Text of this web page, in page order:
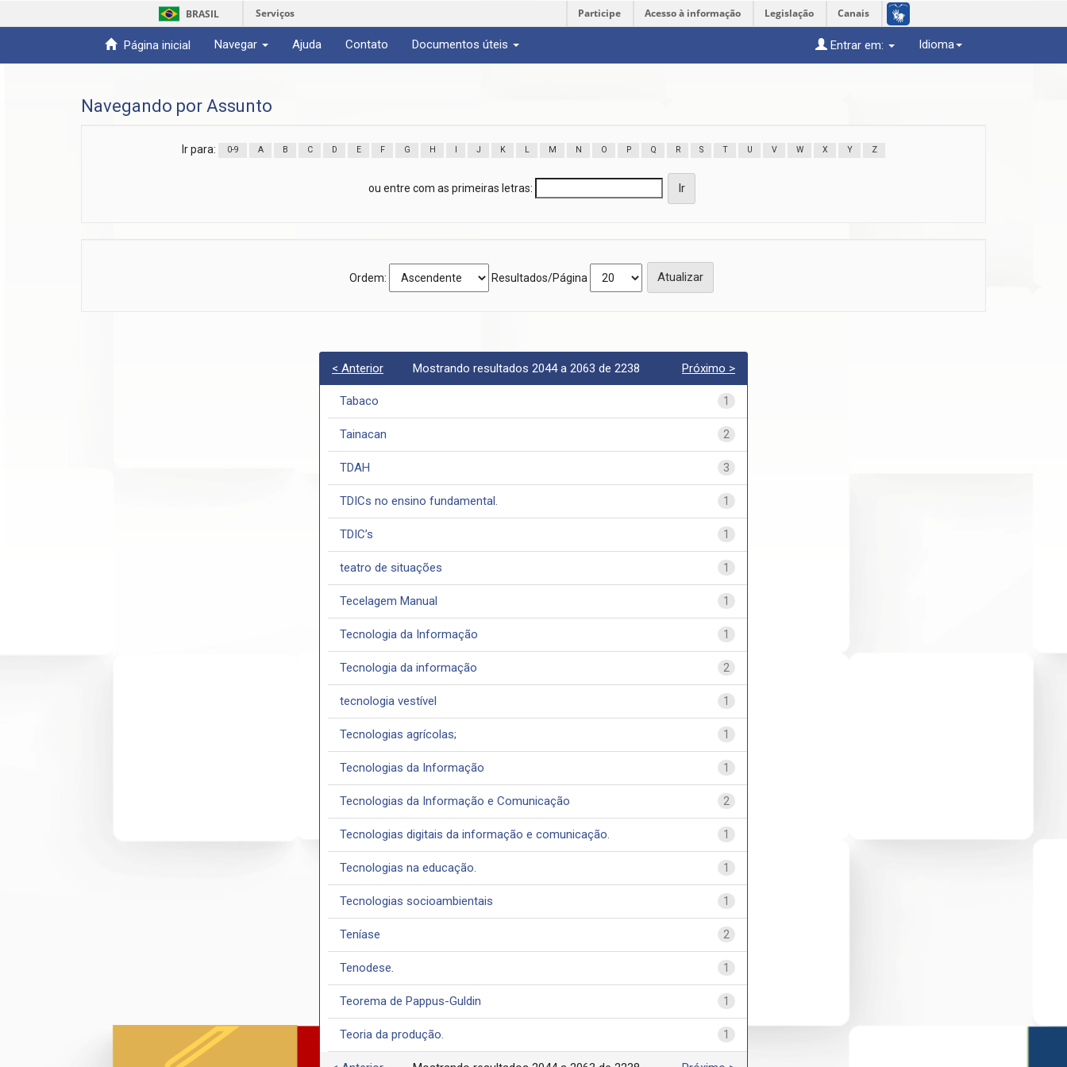
BRASIL Serviços Participe Acesso à informação Legislação Canais
Página inicial Navegar Ajuda Contato Documentos úteis Idioma
Entrar em:
Navegando por Assunto
Ir para: 0-9 A B C D E F G H J K L M N O P Q R S T U V W X Y Z
ou entre com as primeiras letras:
Ordem: Resultados/Página
Mostrando resultados 2044 a 2063 de 2238
< Anterior Próximo >
Tabaco 1
Tainacan 2
TDAH 3
TDICs no ensino fundamental. 1
TDIC’s 1
teatro de situações 1
Tecelagem Manual 1
Tecnologia da Informação 1
Tecnologia da informação 2
tecnologia vestível 1
Tecnologias agrícolas; 1
Tecnologias da Informação 1
Tecnologias da Informação e Comunicação 2
Tecnologias digitais da informação e comunicação. 1
Tecnologias na educação. 1
Tecnologias socioambientais 1
Teníase 2
Tenodese. 1
Teorema de Pappus-Guldin 1
Teoria da produção. 1